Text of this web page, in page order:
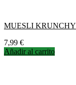
MUESLI
Precio
7,99 €
Añadir al carrito